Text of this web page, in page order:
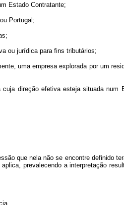
Estado Contratante;
Portugal;
ou jurídica para fins tributários;
uma empresa explorada por um
direção efetiva esteja situada num
que nela não se encontre definido
prevalecendo a interpretação